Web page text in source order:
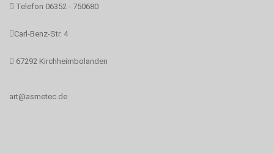
Telefon 06352 - 750680
Carl-Benz-Str. 4
67292 Kirchheimbolanden
art@asmetec.de